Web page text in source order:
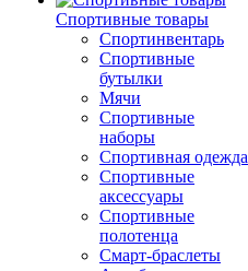
Спортивные товары
Спортинвентарь
Спортивные
бутылки
Мячи
Спортивные
наборы
Спортивная одежда
Спортивные
аксессуары
Спортивные
полотенца
Смарт-браслеты